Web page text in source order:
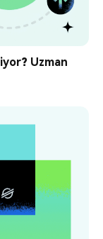
Uzman